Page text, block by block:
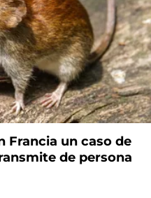
Francia un caso de
de persona